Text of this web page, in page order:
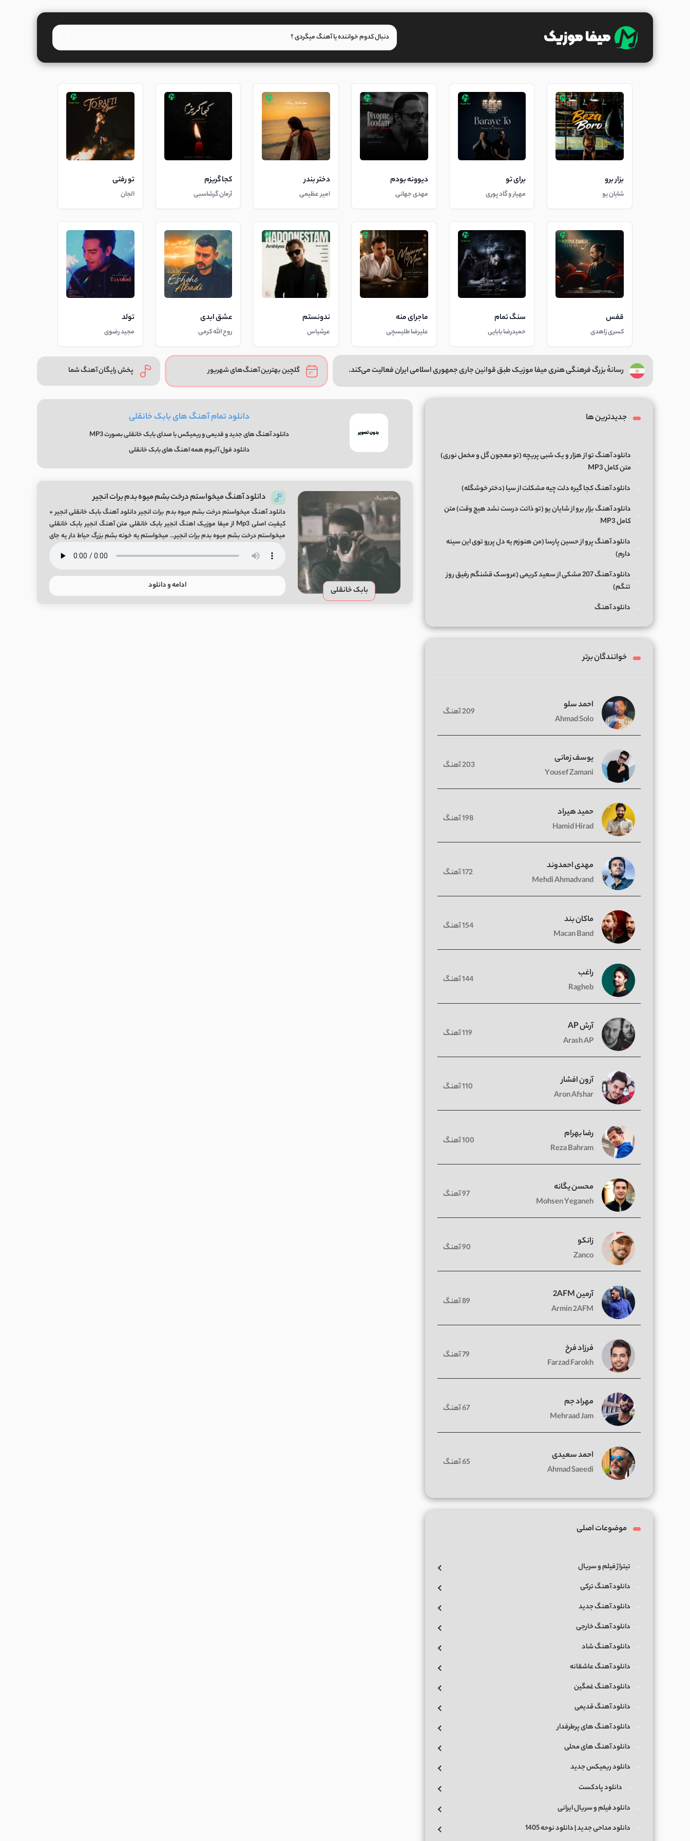
بزار برو
شایان یو
برای تو
مهیار و گاد پوری
دیوونه بودم
مهدی جهانی
دختر بندر
امیر عظیمی
کجا گریزم
آرمان گرشاسبی
تو رفتی
الجان
قفس
کسری زاهدی
سنگ تمام
حمیدرضا بابایی
ماجرای منه
علیرضا طلیسچی
ندونستم
عرشیاس
عشق ابدی
روح الله کرمی
تولد
مجید رضوی
رسانهٔ بزرگ فرهنگی هنری میفا موزیک طبق قوانین جاری جمهوری اسلامی ایران فعالیت می‌کند. گلچین بهترین آهنگ‌های شهریور پخش رایگان آهنگ شما
دانلود تمام آهنگ های بابک خانقلی
دانلود آهنگ های جدید و قدیمی و ریمیکس با صدای بابک خانقلی بصورت MP3
دانلود فول آلبوم همه اهنگ های بابک خانقلی
بابک خانقلی
دانلود آهنگ میخواستم درخت بشم میوه بدم برات انجیر
دانلود آهنگ میخواستم درخت بشم میوه بدم برات انجیر دانلود آهنگ بابک خانقلی انجیر +
کیفیت اصلی Mp3 از میفا موزیک اهنگ انجیر بابک خانقلی متن آهنگ انجیر بابک خانقلی
میخواستم درخت بشم میوه بدم برات انجیر… میخواستم یه خونه بشم بزرگ حیاط‌ دار یه جای
ادامه و دانلود
جدیدترین ها
دانلود آهنگ تو از هزار و یک شبی پریچه (تو معجون گل و مخمل نوری)
متن کامل MP3
دانلود آهنگ کجا گیره دلت چیه مشکلت از سیا (دختر خوشگله)
دانلود آهنگ بزار برو از شایان یو (تو ذاتت درست نشد هیچ وقت) متن
کامل MP3
دانلود آهنگ پرو از حسین پارسا (من هنوزم یه دل پررو توی این سینه
دارم)
دانلود آهنگ 207 مشکی از سعید کریمی (عروسک قشنگم رفیق روز
تنگم)
دانلود آهنگ
خوانندگان برتر
احمد سلو
Ahmad Solo
209 آهنگ
یوسف زمانی
Yousef Zamani
203 آهنگ
حمید هیراد
Hamid Hirad
198 آهنگ
مهدی احمدوند
Mehdi Ahmadvand
172 آهنگ
ماکان بند
Macan Band
154 آهنگ
راغب
Ragheb
144 آهنگ
آرش AP
Arash AP
119 آهنگ
آرون افشار
Aron Afshar
110 آهنگ
رضا بهرام
Reza Bahram
100 آهنگ
محسن یگانه
Mohsen Yeganeh
97 آهنگ
زانکو
Zanco
90 آهنگ
آرمین 2AFM
Armin 2AFM
89 آهنگ
فرزاد فرخ
Farzad Farokh
79 آهنگ
مهراد جم
Mehraad Jam
67 آهنگ
احمد سعیدی
Ahmad Saeedi
65 آهنگ
موضوعات اصلی
تیتراژ فیلم و سریال
دانلود آهنگ ترکی
دانلود آهنگ جدید
دانلود آهنگ خارجی
دانلود آهنگ شاد
دانلود آهنگ عاشقانه
دانلود آهنگ غمگین
دانلود آهنگ قدیمی
دانلود آهنگ های پرطرفدار
دانلود آهنگ های محلی
دانلود ریمیکس جدید
دانلود پادکست
دانلود فیلم و سریال ایرانی
دانلود مداحی جدید | دانلود نوحه 1405